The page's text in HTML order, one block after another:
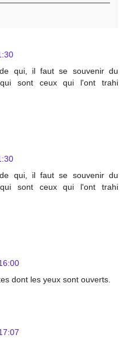
qui, il faut se souvenir du
sont ceux qui l'ont trahi
qui, il faut se souvenir du
sont ceux qui l'ont trahi
dont les yeux sont ouverts.